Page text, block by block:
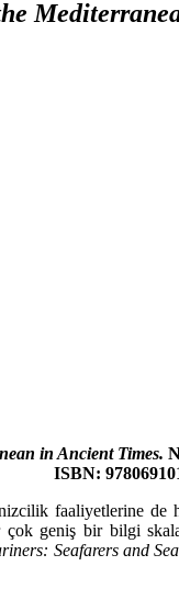
in Ancient Times.
ISBN:
faaliyetlerine
geniş bir bilgi
Seafarers and